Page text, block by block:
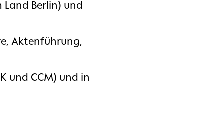
Land Berlin) und
Aktenführung,
und CCM) und in